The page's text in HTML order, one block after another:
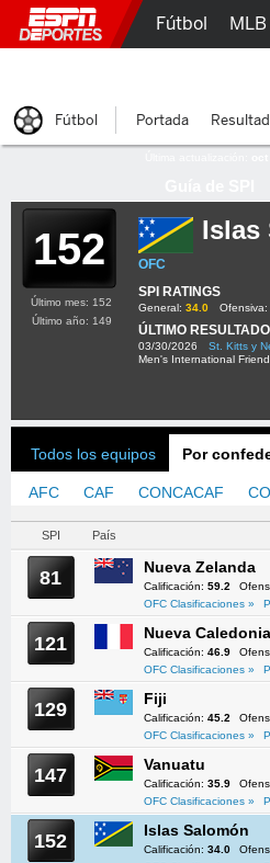
152 Islas
OFC
SPI RATINGS
General: 34.0 Ofensiva:
ÚLTIMO RESULTADO
03/30/2026 St. Kitts y
Men's International
Último mes: 152
Último año: 149
Todos los equipos Por
AFC CAF CONCACAF
SPI País
81 Nueva Zelanda
Calificación: 59.2
OFC Clasificaciones »
121 Nueva Caledonia
Calificación: 46.9
OFC Clasificaciones »
129 Fiji
Calificación: 45.2
OFC Clasificaciones »
147 Vanuatu
Calificación: 35.9
OFC Clasificaciones »
152 Islas Salomón
Calificación: 34.0
Fútbol MLB
Fútbol Portada